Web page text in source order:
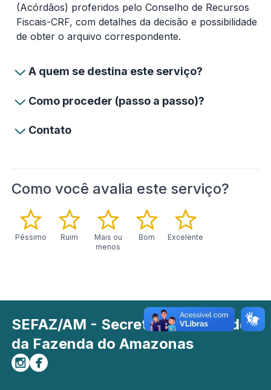
(Acórdãos) proferidos pelo Conselho de Recursos
Fiscais-CRF, com detalhes da decisão e possibilidade
de obter o arquivo correspondente.
A quem se destina este serviço?
Como proceder (passo a passo)?
Contato
Como você avalia este serviço?
Péssimo Ruim
Mais ou
menos
Bom Excelente
SEFAZ/AM - Secretaria de Estado
da Fazenda do Amazonas
Siga-nos no Instagram
Curta-nos no Facebook